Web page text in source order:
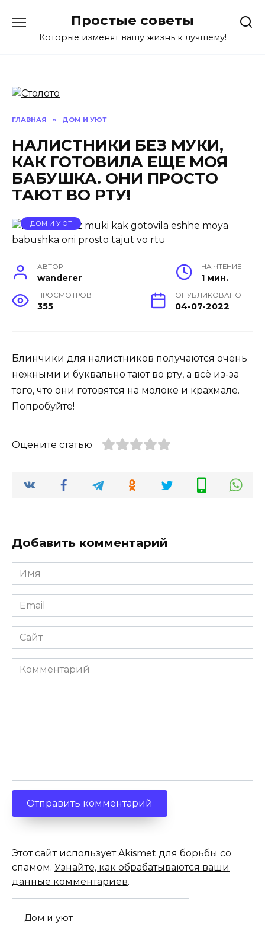
содержанию
Простые советы
Которые изменят вашу жизнь к лучшему!
ГЛАВНАЯ » ДОМ И УЮТ
НАЛИСТНИКИ БЕЗ МУКИ,
КАК ГОТОВИЛА ЕЩЕ МОЯ
БАБУШКА. ОНИ ПРОСТО
ТАЮТ ВО РТУ!
ДОМ И УЮТ
АВТОР
wanderer
НА ЧТЕНИЕ
1 мин.
ПРОСМОТРОВ
355
ОПУБЛИКОВАНО
04-07-2022
Блинчики для налистников получаются очень
нежными и буквально тают во рту, а всё из-за
того, что они готовятся на молоке и крахмале.
Попробуйте!
Оцените статью
Добавить комментарий
Имя
*
Email
*
Сайт
Комментарий
Этот сайт использует Akismet для борьбы со
спамом. Узнайте, как обрабатываются ваши
данные комментариев.
Дом и уют